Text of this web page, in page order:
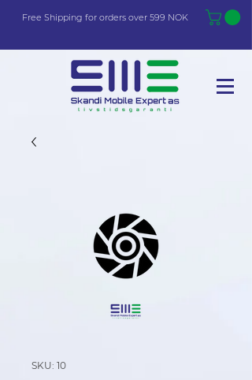
Free Shipping for orders over 599 NOK
SKU: 10